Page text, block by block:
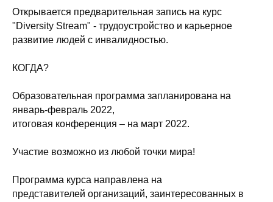
Открывается предварительная запись на курс
"Diversity Stream" - трудоустройство и карьерное
развитие людей с инвалидностью.
КОГДА?
Образовательная программа запланирована на
январь-февраль 2022,
итоговая конференция – на март 2022.
Участие возможно из любой точки мира!
Программа курса направлена на
представителей организаций, заинтересованных в